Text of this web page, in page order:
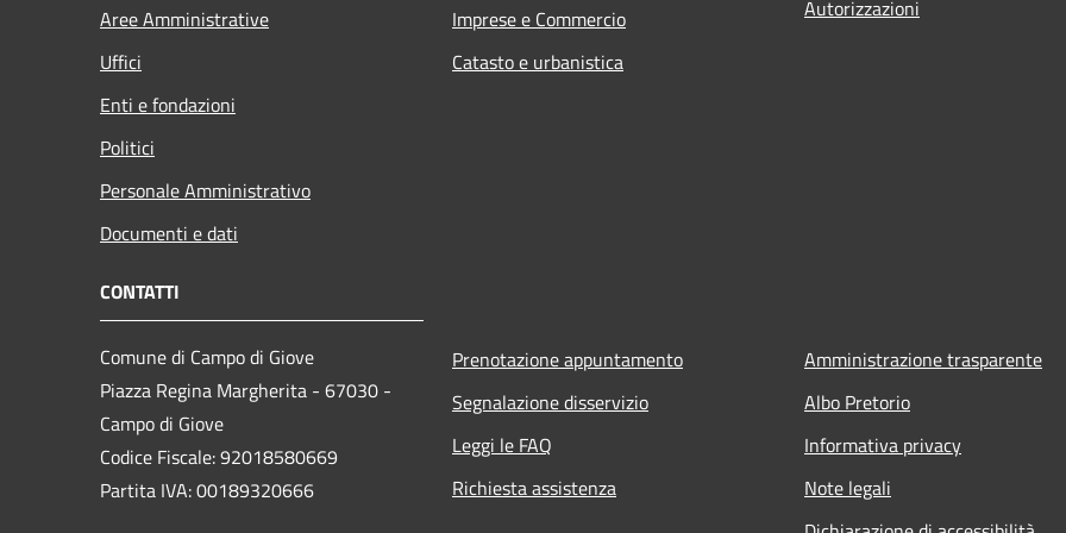
Aree Amministrative
Uffici
Enti e fondazioni
Politici
Personale Amministrativo
Documenti e dati
Imprese e Commercio
Catasto e urbanistica
Autorizzazioni
CONTATTI
Comune di Campo di Giove
Piazza Regina Margherita - 67030 -
Campo di Giove
Codice Fiscale: 92018580669
Partita IVA: 00189320666
Prenotazione appuntamento
Segnalazione disservizio
Leggi le FAQ
Richiesta assistenza
Amministrazione trasparente
Albo Pretorio
Informativa privacy
Note legali